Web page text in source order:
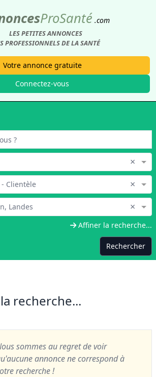
ProSanté .com
LES PETITES ANNONCES
PROFESSIONNELS DE LA SANTÉ
Votre annonce gratuite
Connectez-vous
×
Clientèle ×
Landes ×
Affiner la recherche...
Rechercher
recherche...
sommes au regret de voir
annonce ne correspond à
recherche !